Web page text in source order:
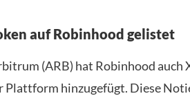
auf Robinhood gelistet
(ARB) hat Robinhood auch
Plattform hinzugefügt. Diese